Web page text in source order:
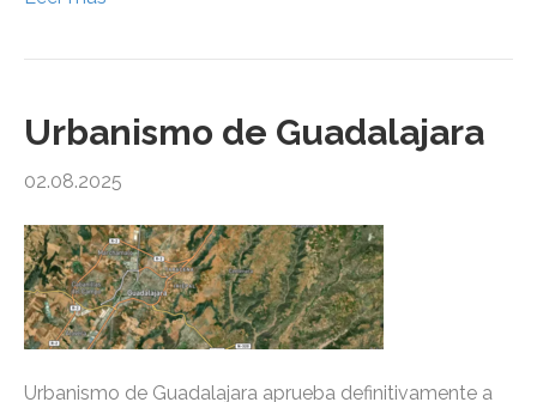
Urbanismo de Guadalajara
02.08.2025
Urbanismo de Guadalajara aprueba definitivamente a